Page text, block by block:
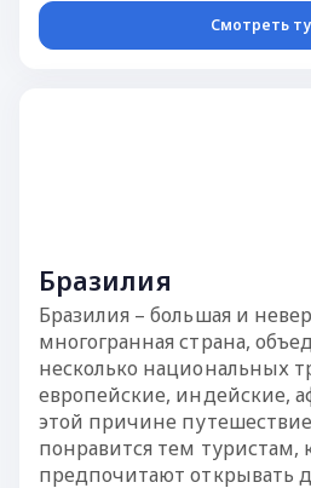
Смотреть
Бразилия
Бразилия – большая и
многогранная страна,
несколько национальных
европейские, индейские,
этой причине
понравится тем туристам,
предпочитают открывать